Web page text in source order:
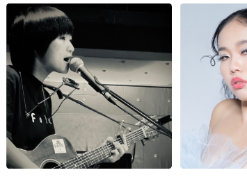
#女性SSW #男性シンガー #HR/HM